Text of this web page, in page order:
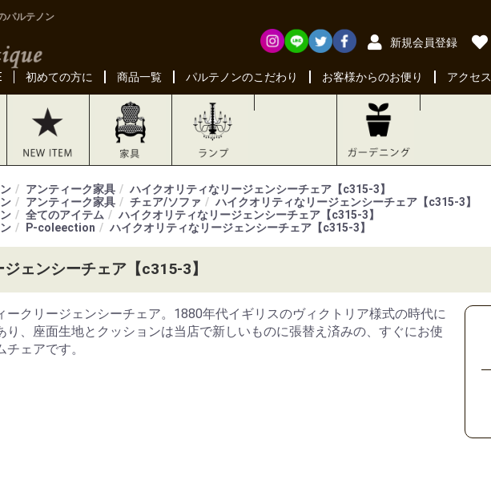
パルテノン
新規会員登録
初めての方に 商品一覧 パルテノンのこだわり お客様からのお便り アクセス
アンティーク家具
ハイクオリティなリージェンシーチェア【c315-3】
アンティーク家具 チェア/ソファ
ハイクオリティなリージェンシーチェア【c315-3】
全てのアイテム
ハイクオリティなリージェンシーチェア【c315-3】
P-coleection ハイクオリティなリージェンシーチェア【c315-3】
ェンシーチェア【c315-3】